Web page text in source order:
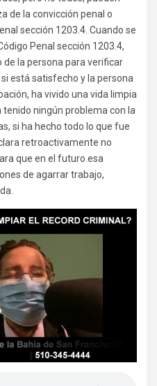
de la convicción penal o
sección 1203.4. Cuando se
Penal sección 1203.4,
de la persona para verificar
está satisfecho y la persona
ha vivido una vida limpia
tenido ningún problema con la
si ha hecho todo lo que fue
retroactivamente no
que en el futuro esa
de agarrar trabajo,